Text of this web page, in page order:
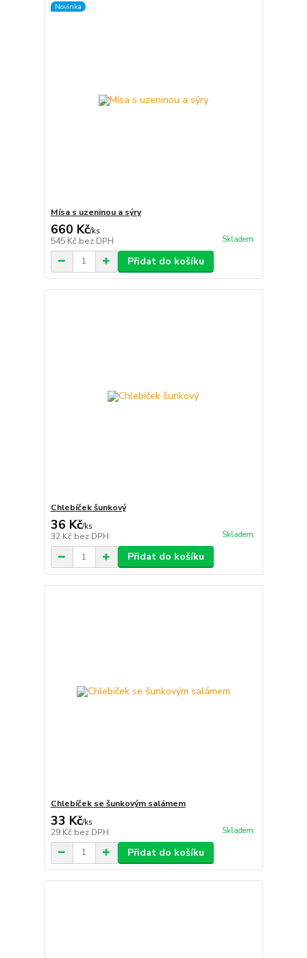
Novinka
Mísa s uzeninou a sýry
660 Kč/ks
545 Kč bez DPH Skladem
Přidat do košíku
Chlebíček šunkový
36 Kč/ks
32 Kč bez DPH Skladem
Přidat do košíku
Chlebíček se šunkovým salámem
33 Kč/ks
29 Kč bez DPH Skladem
Přidat do košíku